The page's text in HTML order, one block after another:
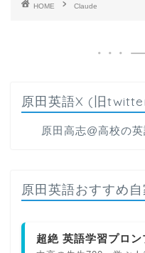
HOME Claude
原田英語X (旧
原田高志@高校の
原田英語おすすめ
超絶 英語学習プロ